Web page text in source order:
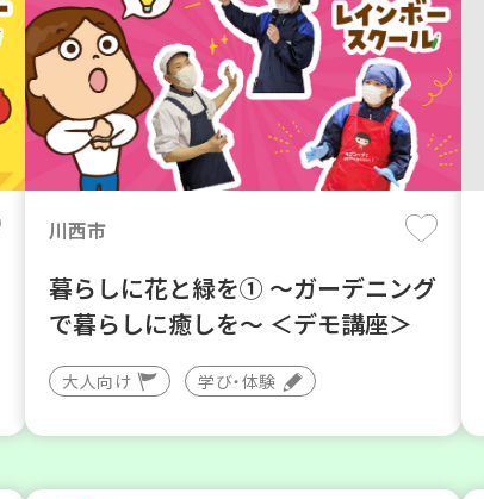
川西市
暮らしに花と緑を① ～ガーデニング
で暮らしに癒しを～ ＜デモ講座＞
大人向け 学び・体験